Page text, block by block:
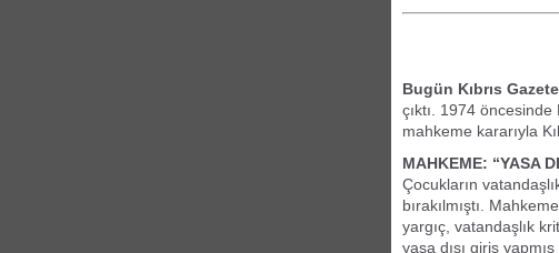
Bugün Kıbrıs
çıktı. 1974 öncesinde
mahkeme kararıyla
MAHKEME: “YASA
Çocukların
bırakılmıştı.
yargıç, vatandaşlık
yasa dışı giriş